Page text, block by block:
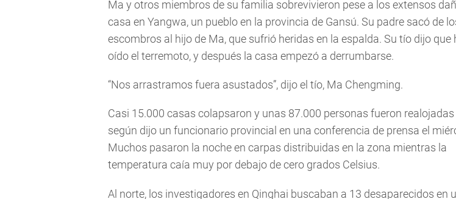
Ma y otros miembros de su familia sobrevivieron pese a los extensos
casa en Yangwa, un pueblo en la provincia de Gansú. Su padre sacó de
escombros al hijo de Ma, que sufrió heridas en la espalda. Su tío dijo que
oído el terremoto, y después la casa empezó a derrumbarse.
“Nos arrastramos fuera asustados”, dijo el tío, Ma Chengming.
Casi 15.000 casas colapsaron y unas 87.000 personas fueron realojadas
según dijo un funcionario provincial en una conferencia de prensa el
Muchos pasaron la noche en carpas distribuidas en la zona mientras la
temperatura caía muy por debajo de cero grados Celsius.
Al norte, los investigadores en Qinghai buscaban a 13 desaparecidos en